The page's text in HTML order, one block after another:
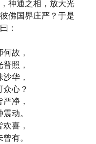
神通之相，放大光
佛国界庄严？于是
：
故，
照，
华，
心？
净，
动。
喜，
有。